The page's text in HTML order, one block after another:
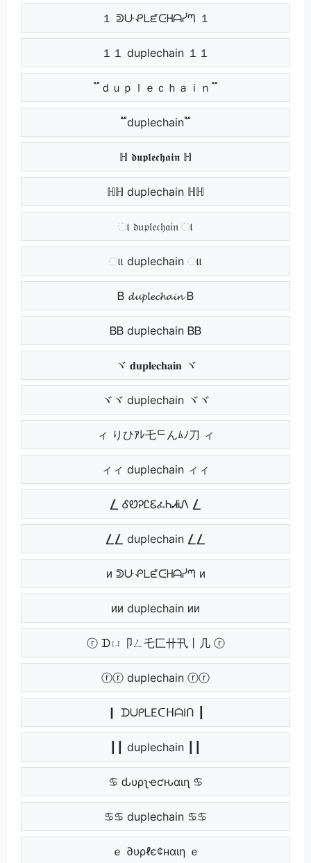
１ ᕲᑘᕵᒪᘿᑢᕼᗩᓰᘉ １
１１ duplechain １１
֟ ｄｕｐｌｅｃｈａｉｎ ֟
֟֟ duplechain ֟֟
ℍ 𝖉𝖚𝖕𝖑𝖊𝖈𝖍𝖆𝖎𝖓 ℍ
ℍℍ duplechain ℍℍ
ા 𝔡𝔲𝔭𝔩𝔢𝔠𝔥𝔞𝔦𝔫 ા
ાા duplechain ાા
Ᏼ 𝓭𝓾𝓹𝓵𝓮𝓬𝓱𝓪𝓲𝓷 Ᏼ
ᏴᏴ duplechain ᏴᏴ
ヾ 𝐝𝐮𝐩𝐥𝐞𝐜𝐡𝐚𝐢𝐧 ヾ
ヾヾ duplechain ヾヾ
ィ りひｱﾚ乇ᄃんﾑﾉ刀 ィ
ィィ duplechain ィィ
⎳ ᎴᏬᎮᏝᏋፈᏂᏗᎥᏁ ⎳
⎳⎳ duplechain ⎳⎳
ᴎ ᕲᑘᕵᒪᘿᑢᕼᗩᓰᘉ ᴎ
ᴎᴎ duplechain ᴎᴎ
ⓡ ᗪㄩ卩ㄥ乇匚卄卂丨几 ⓡ
ⓡⓡ duplechain ⓡⓡ
┃ ᗪᑌᑭᒪEᑕᕼᗩIᑎ ┃
┃┃ duplechain ┃┃
♋ ԃυρʅҽƈԋαιɳ ♋
♋♋ duplechain ♋♋
ｅ ∂υρℓє¢нαιη ｅ